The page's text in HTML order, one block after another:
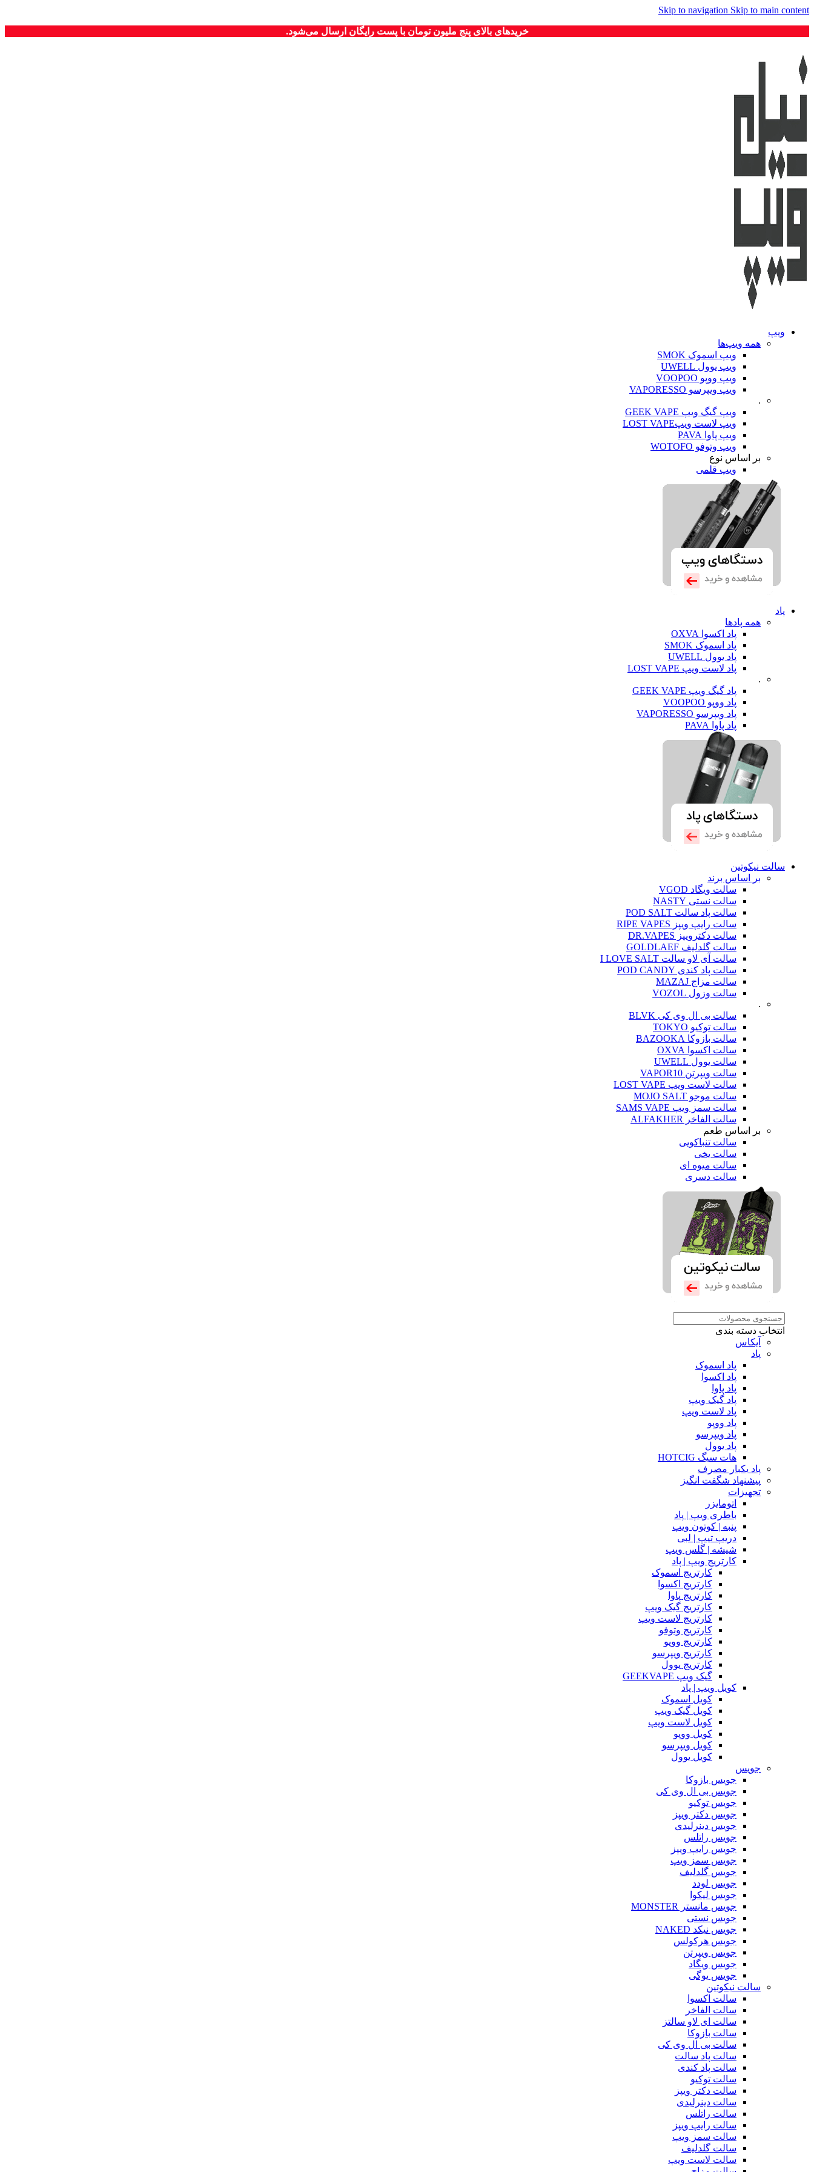
Skip to navigation Skip to main content
خریدهای بالای پنج ملیون تومان با پست رایگان ارسال می‌شود.
ویپ‌
همه ویپ‌ها
ویپ اسموک SMOK
ویپ یوول UWELL
ویپ ووپو VOOPOO
ویپ ویپرسو VAPORESSO
.
ویپ گیگ ویپ GEEK VAPE
ویپ لاست ویپLOST VAPE
ویپ پاوا PAVA
ویپ وتوفو WOTOFO
بر اساس نوع
ویپ قلمی
پاد
همه پادها
پاد اکسوا OXVA
پاد اسموک SMOK
پاد یوول UWELL
پاد لاست ویپ LOST VAPE
.
پاد گیگ ویپ GEEK VAPE
پاد ووپو VOOPOO
پاد ویپرسو VAPORESSO
پاد پاوا PAVA
سالت نیکوتین
بر اساس برند
سالت ویگاد VGOD
سالت نستی NASTY
سالت پاد سالت POD SALT
سالت رایپ ویپز RIPE VAPES
سالت دکترویپز DR.VAPES
سالت گلدلیف GOLDLAEF
سالت آی لاو سالت I LOVE SALT
سالت پاد کندی POD CANDY
سالت مزاج MAZAJ
سالت وزول VOZOL
.
سالت بی ال وی کی BLVK
سالت توکیو TOKYO
سالت بازوکا BAZOOKA
سالت اکسوا OXVA
سالت یوول UWELL
سالت ویپرتن VAPOR10
سالت لاست ویپ LOST VAPE
سالت موجو MOJO SALT
سالت سمز ویپ SAMS VAPE
سالت الفاخر ALFAKHER
بر اساس طعم
سالت تنباکویی
سالت یخی
سالت میوه ای
سالت دسری
انتخاب دسته بندی
آیکاس
پاد
پاد اسموک
پاد اکسوا
پاد پاوا
پاد گیک ویپ
پاد لاست ویپ
پاد ووپو
پاد ویپرسو
پاد یوول
هات سیگ HOTCIG
پاد یکبار مصرف
پیشنهاد شگفت انگیز
تجهیزات
اتومایزر
باطری ویپ | پاد
پنبه | کوتون ویپ
دریپ تیپ | لبی
شیشه | گلس ویپ
کارتریج ویپ | پاد
کارتریج اسموک
کارتریج اکسوا
کارتریج پاوا
کارتریج گیک ویپ
کارتریج لاست ویپ
کارتریج وتوفو
کارتریج ووپو
کارتریج ویپرسو
کارتریج یوول
گیک ویپ GEEKVAPE
کویل ویپ | پاد
کویل اسموک
کویل گیک ویپ
کویل لاست ویپ
کویل ووپو
کویل ویپرسو
کویل یوول
جویس‌
جویس بازوکا
جویس بی ال وی کی
جویس توکیو
جویس دکتر ویپز
جویس دینرلیدی
جویس راتلس
جویس رایپ ویپز
جویس سمز ویپ
جویس گلدلیف
جویس لودد
جویس لیکوا
جویس مانستر MONSTER
جویس نستی
جویس نیکد NAKED
جویس هرکولس
جویس ویپرتن
جویس ویگاد
جویس یوگی
سالت نیکوتین
سالت اکسوا
سالت الفاخر
سالت ای لاو سالتز
سالت بازوکا
سالت بی ال وی کی
سالت پاد سالت
سالت پاد کندی
سالت توکیو
سالت دکتر ویپز
سالت دینرلیدی
سالت راتلس
سالت رایپ ویپز
سالت سمز ویپ
سالت گلدلیف
سالت لاست ویپ